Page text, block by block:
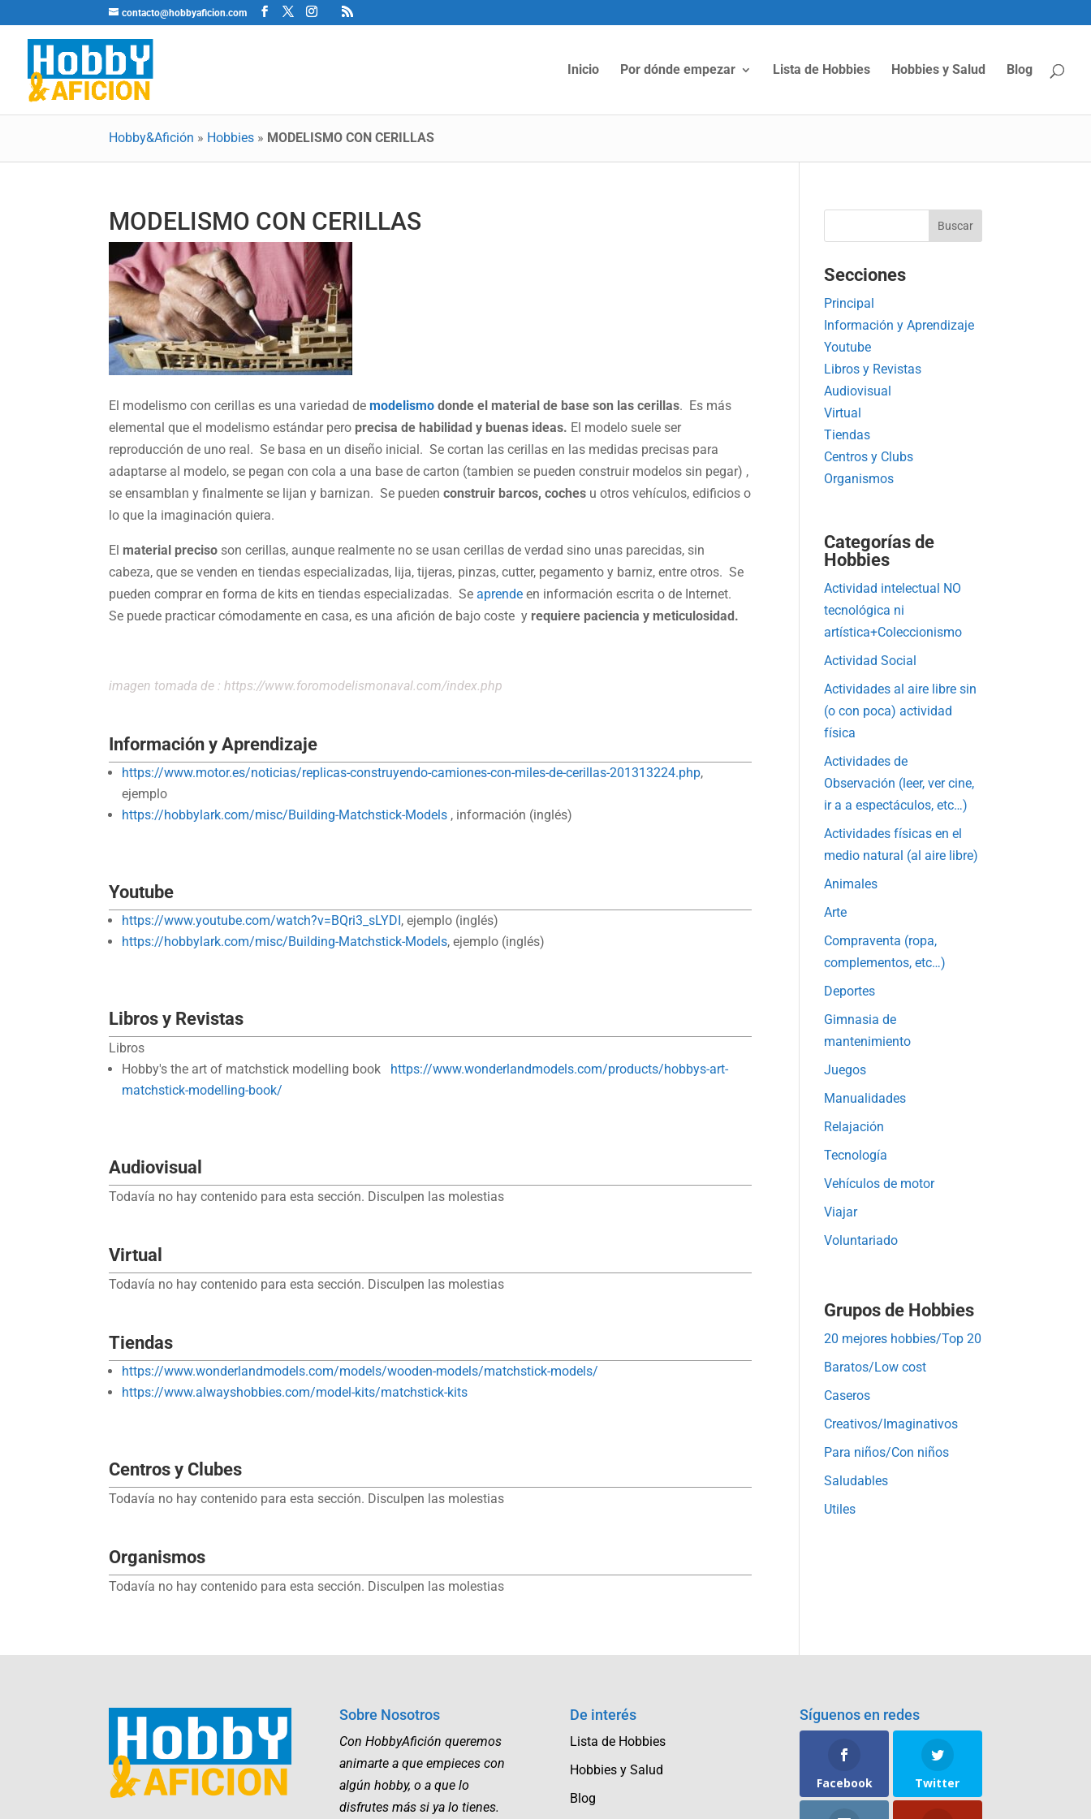
contacto@hobbyaficion.com
Hobby&Afición » Hobbies » MODELISMO CON CERILLAS
Inicio Por dónde empezar Lista de Hobbies Hobbies y Salud Blog
MODELISMO CON CERILLAS
El modelismo con cerillas es una variedad de modelismo donde el material de base son las cerillas. Es más
elemental que el modelismo estándar pero precisa de habilidad y buenas ideas. El modelo suele ser
reproducción de uno real. Se basa en un diseño inicial. Se cortan las cerillas en las medidas precisas para
adaptarse al modelo, se pegan con cola a una base de carton (tambien se pueden construir modelos sin pegar) ,
se ensamblan y finalmente se lijan y barnizan. Se puedenconstruir barcos, coches u otros vehículos, edificios o
lo que la imaginación quiera.
El material preciso son cerillas, aunque realmente no se usan cerillas de verdad sino unas parecidas, sin
cabeza, que se venden en tiendas especializadas, lija, tijeras, pinzas, cutter, pegamento y barniz, entre otros. Se
pueden comprar en forma de kits en tiendas especializadas. Seaprende en información escrita o de Internet.
Se puede practicar cómodamente en casa, es una afición de bajo coste y requiere paciencia y meticulosidad.
imagen tomada de : https://www.foromodelismonaval.com/index.php
Información y Aprendizaje
https://www.motor.es/noticias/replicas-construyendo-camiones-con-miles-de-cerillas-201313224.php,
ejemplo
https://hobbylark.com/misc/Building-Matchstick-Models , información (inglés)
Youtube
https://www.youtube.com/watch?v=BQri3_sLYDI, ejemplo (inglés)
https://hobbylark.com/misc/Building-Matchstick-Models, ejemplo (inglés)
Libros y Revistas
Libros
Hobby's the art of matchstick modelling book https://www.wonderlandmodels.com/products/hobbys-art-
matchstick-modelling-book/
Audiovisual
Todavía no hay contenido para esta sección. Disculpen las molestias
Virtual
Todavía no hay contenido para esta sección. Disculpen las molestias
Tiendas
https://www.wonderlandmodels.com/models/wooden-models/matchstick-models/
https://www.alwayshobbies.com/model-kits/matchstick-kits
Centros y Clubes
Todavía no hay contenido para esta sección. Disculpen las molestias
Organismos
Todavía no hay contenido para esta sección. Disculpen las molestias
Secciones
Principal
Información y Aprendizaje
Youtube
Libros y Revistas
Audiovisual
Virtual
Tiendas
Centros y Clubs
Organismos
Categorías de
Hobbies
Actividad intelectual NO
tecnológica ni
artística+Coleccionismo
Actividad Social
Actividades al aire libre sin
(o con poca) actividad
física
Actividades de
Observación (leer, ver cine,
ir a a espectáculos, etc…)
Actividades físicas en el
medio natural (al aire libre)
Animales
Arte
Compraventa (ropa,
complementos, etc…)
Deportes
Gimnasia de
mantenimiento
Juegos
Manualidades
Relajación
Tecnología
Vehículos de motor
Viajar
Voluntariado
Grupos de Hobbies
20 mejores hobbies/Top 20
Baratos/Low cost
Caseros
Creativos/Imaginativos
Para niños/Con niños
Saludables
Utiles
Sobre Nosotros
Con HobbyAfición queremos
animarte a que empieces con
algún hobby, o a que lo
disfrutes más si ya lo tienes.
De interés
Lista de Hobbies
Hobbies y Salud
Blog
Síguenos en redes
Facebook Twitter